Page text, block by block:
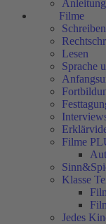
Filme
Schreiben
Lesen
Sprache
Filme
Klasse
Jedes